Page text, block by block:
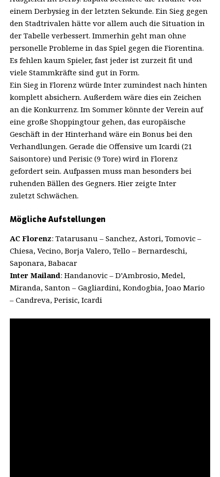
einem Derbysieg in der letzten Sekunde. Ein Sieg gegen
den Stadtrivalen hätte vor allem auch die Situation in
der Tabelle verbessert. Immerhin geht man ohne
personelle Probleme in das Spiel gegen die Fiorentina.
Es fehlen kaum Spieler, fast jeder ist zurzeit fit und
viele Stammkräfte sind gut in Form.
Ein Sieg in Florenz würde Inter zumindest nach hinten
komplett absichern. Außerdem wäre dies ein Zeichen
an die Konkurrenz. Im Sommer könnte der Verein auf
eine große Shoppingtour gehen, das europäische
Geschäft in der Hinterhand wäre ein Bonus bei den
Verhandlungen. Gerade die Offensive um Icardi (21
Saisontore) und Perisic (9 Tore) wird in Florenz
gefordert sein. Aufpassen muss man besonders bei
ruhenden Bällen des Gegners. Hier zeigte Inter
zuletzt Schwächen.
Mögliche Aufstellungen
AC Florenz: Tatarusanu – Sanchez, Astori, Tomovic –
Chiesa, Vecino, Borja Valero, Tello – Bernardeschi,
Saponara, Babacar
Inter Mailand: Handanovic – D’Ambrosio, Medel,
Miranda, Santon – Gagliardini, Kondogbia, Joao Mario
– Candreva, Perisic, Icardi